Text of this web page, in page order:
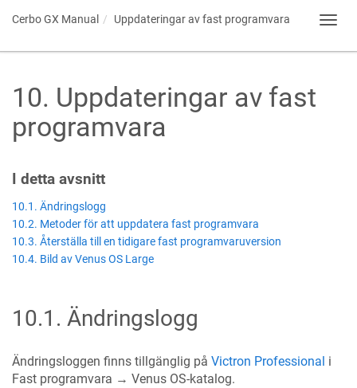
Cerbo GX Manual Uppdateringar av fast programvara
10. Uppdateringar av fast
programvara
I detta avsnitt
10.1. Ändringslogg
10.2. Metoder för att uppdatera fast programvara
10.3. Återställa till en tidigare fast programvaruversion
10.4. Bild av Venus OS Large
10.1 . Ändringslogg
Ändringsloggen finns tillgänglig på Victron Professional i
Fast programvara → Venus OS-katalog.